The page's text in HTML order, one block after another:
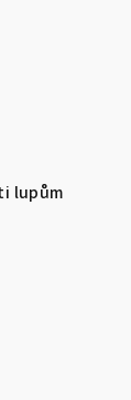
lupům